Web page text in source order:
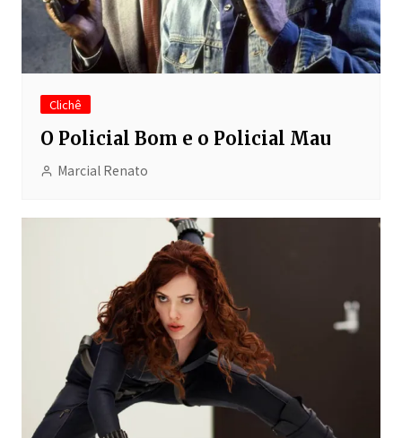
Clichê
O Policial Bom e o Policial Mau
Marcial Renato